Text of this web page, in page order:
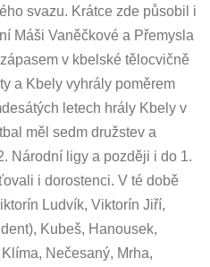
svazu. Krátce zde působil i
Máši Vaněčkové a Přemysla
v kbelské tělocvičně
a Kbely vyhrály poměrem
letech hrály Kbely v
měl sedm družstev a
Národní ligy a později i do 1.
i dorostenci. V té době
Ludvík, Viktorín Jiří,
Kubeš, Hanousek,
Nečesaný, Mrha,